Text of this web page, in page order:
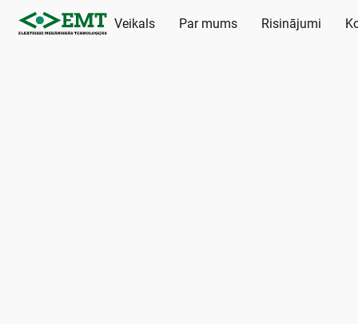
Veikals Par mums Risinājumi